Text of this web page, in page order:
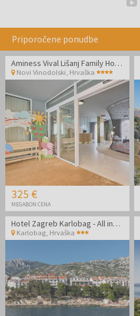
Priporočene ponudbe
Aminess Vival Lišanj Family Hotel - Družinski all inclusive light z animacijo
Novi Vinodolski, Hrvaška
325 €
MEGABON CENA
Hotel Zagreb Karlobag - All inclusive light pozdrav poletju - Soba z balkonom
Karlobag, Hrvaška